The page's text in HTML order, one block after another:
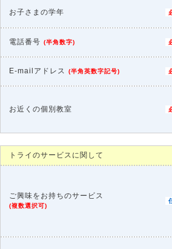
お子さまの学年
電話番号 (半角数字)
E-mailアドレス (半角英数字記号)
お近くの個別教室
トライのサービスに関して
ご興味をお持ちのサービス
(複数選択可)